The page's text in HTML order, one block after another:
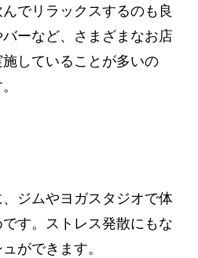
でリラックスするのも良
ーなど、さまざまなお店
していることが多いの
ジムやヨガスタジオで体
す。ストレス発散にもな
ができます。